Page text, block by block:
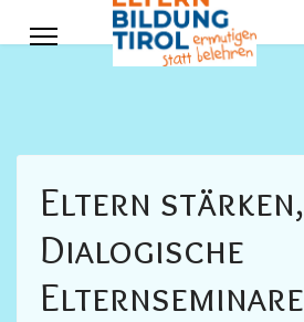
Eltern stärken,
Dialogische
Elternseminare